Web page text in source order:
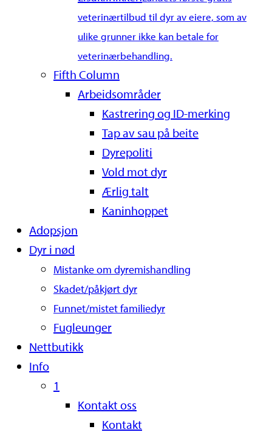
veterinærtilbud til dyr av eiere, som av
ulike grunner ikke kan betale for
veterinærbehandling.
Fifth Column
Arbeidsområder
Kastrering og ID-merking
Tap av sau på beite
Dyrepoliti
Vold mot dyr
Ærlig talt
Kaninhoppet
Adopsjon
Dyr i nød
Mistanke om dyremishandling
Skadet/påkjørt dyr
Funnet/mistet familiedyr
Fugleunger
Nettbutikk
Info
1
Kontakt oss
Kontakt